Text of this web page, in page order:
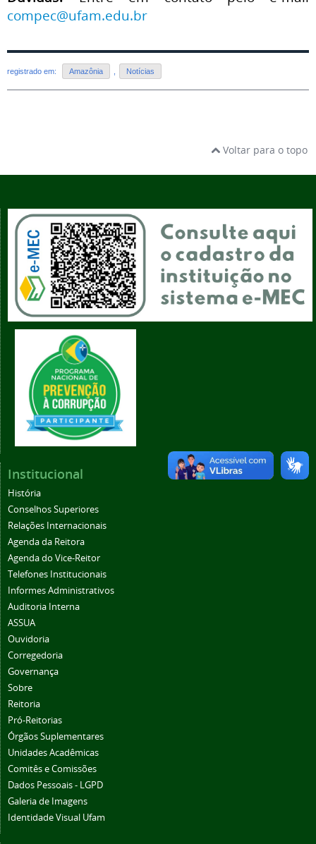
compec@ufam.edu.br
registrado em: Amazônia Notícias
Voltar para o topo
Institucional
História
Conselhos Superiores
Relações Internacionais
Agenda da Reitora
Agenda do Vice-Reitor
Telefones Institucionais
Informes Administrativos
Auditoria Interna
ASSUA
Ouvidoria
Corregedoria
Governança
Sobre
Reitoria
Pró-Reitorias
Órgãos Suplementares
Unidades Acadêmicas
Comitês e Comissões
Dados Pessoais - LGPD
Galeria de Imagens
Identidade Visual Ufam